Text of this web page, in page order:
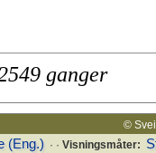
ganger
©
(Eng.) · · Visningsmåter: